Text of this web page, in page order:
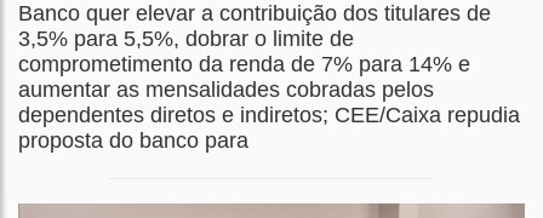
Banco quer elevar a contribuição dos titulares de
3,5% para 5,5%, dobrar o limite de
comprometimento da renda de 7% para 14% e
aumentar as mensalidades cobradas pelos
dependentes diretos e indiretos; CEE/Caixa repudia
proposta do banco para